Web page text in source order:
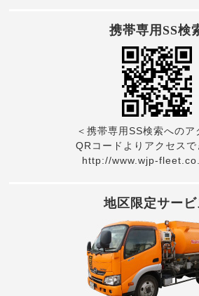
携帯専用SS検
＜携帯専用SS検索へのア
QRコードよりアクセスで
http://www.wjp-
地区限定サービ